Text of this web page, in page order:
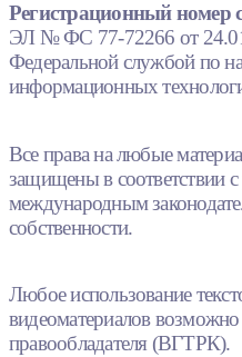
Регистрационный номер
ЭЛ № ФС 77-72266 от
Федеральной службой по
информационных
Все права на любые
защищены в соответствии
международным
собственности.
Любое использование
видеоматериалов возможно
правообладателя (ВГТРК).